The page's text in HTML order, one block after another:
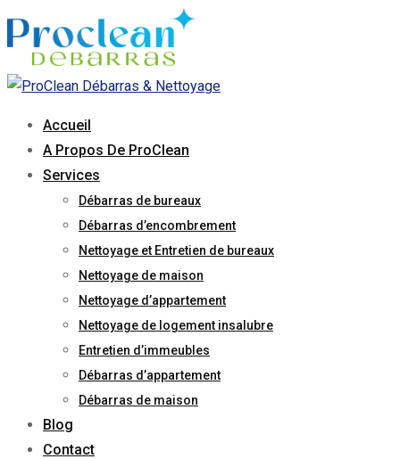
Skip
to
content
Accueil
A Propos De ProClean
Services
Débarras de bureaux
Débarras d’encombrement
Nettoyage et Entretien de bureaux
Nettoyage de maison
Nettoyage d’appartement
Nettoyage de logement insalubre
Entretien d’immeubles
Débarras d’appartement
Débarras de maison
Blog
Contact